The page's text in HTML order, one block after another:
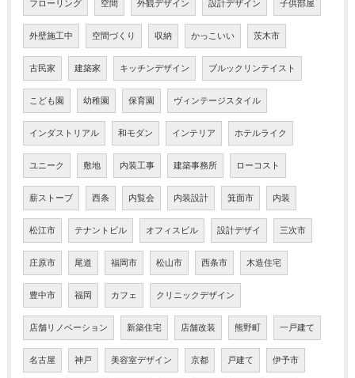
フローリング 空間 外観デザイン 設計デザイン 子供部屋
外壁施工中 空間づくり 収納 かっこいい 茨木市
古民家 建築家 キッチンデザイン ブルックリンテイスト
こども園 幼稚園 保育園 ヴィンテージスタイル
インダストリアル 和モダン インテリア ホテルライク
ユニーク 敷地 内装工事 建築事務所 ローコスト
薪ストーブ 西条 内覧会 内装設計 箕面市 内装
松江市 テナントビル オフィスビル 設計デザイ 三次市
庄原市 尾道 福岡市 松山市 西条市 木造住宅
豊中市 福岡 カフェ クリニックデザイン
店舗リノベーション 新築住宅 店舗改装 熊野町 一戸建て
名古屋 神戸 美容室デザイン 京都 戸建て 伊予市